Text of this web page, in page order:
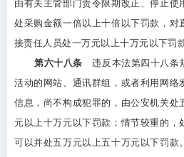
由有关主管部门责令限期改正、停止使
处采购金额一倍以上十倍以下罚款，对
接责任人员处一万元以上十万元以下罚款
第六十八条 违反本法第四十八条
活动的网站、通讯群组，或者利用网络
信息，尚不构成犯罪的，由公安机关处
元以上十万元以下罚款；情节较重的，
可以并处五万元以上五十万元以下罚款